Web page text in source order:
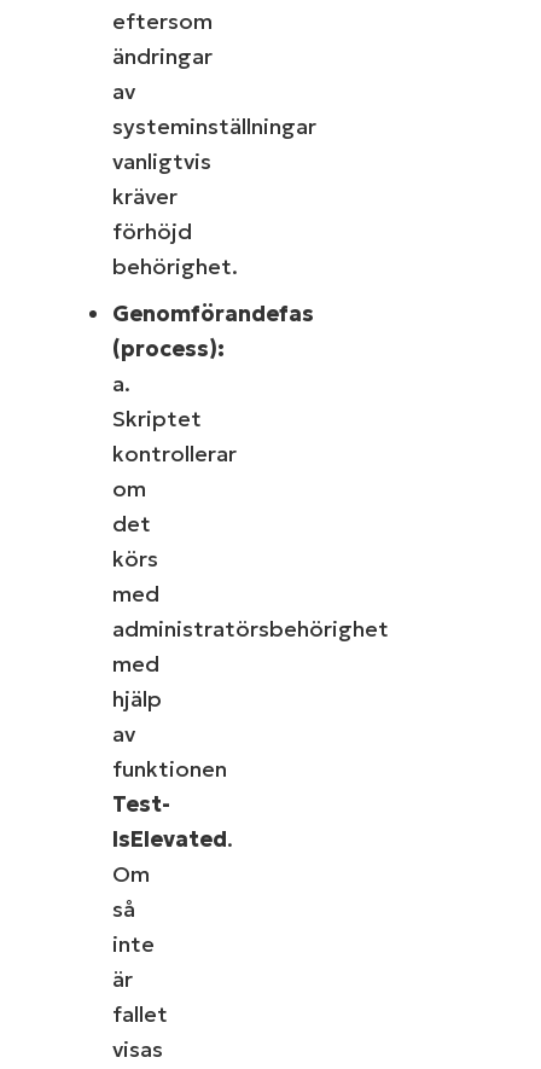
eftersom
ändringar
av
systeminställningar
vanligtvis
kräver
förhöjd
behörighet.
Genomförandefas
(process):
a.
Skriptet
kontrollerar
om
det
körs
med
administratörsbehörighet
med
hjälp
av
funktionen
Test-
IsElevated.
Om
så
inte
är
fallet
visas